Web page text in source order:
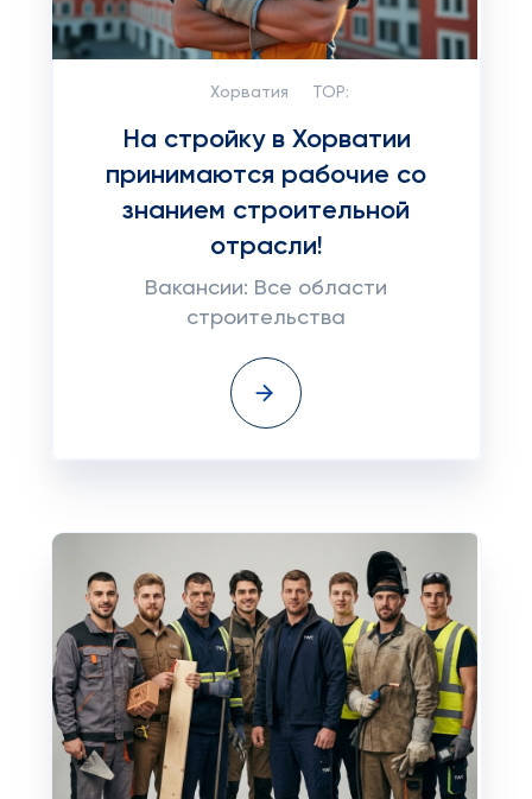
Хорватия TOP:
На стройку в Хорватии
принимаются рабочие со
знанием строительной
отрасли!
Вакансии: Все области
строительства